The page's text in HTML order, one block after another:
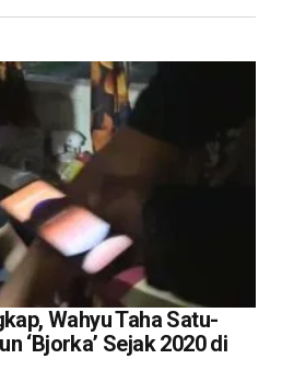
Wahyu Taha Satu-
‘Bjorka’ Sejak 2020 di